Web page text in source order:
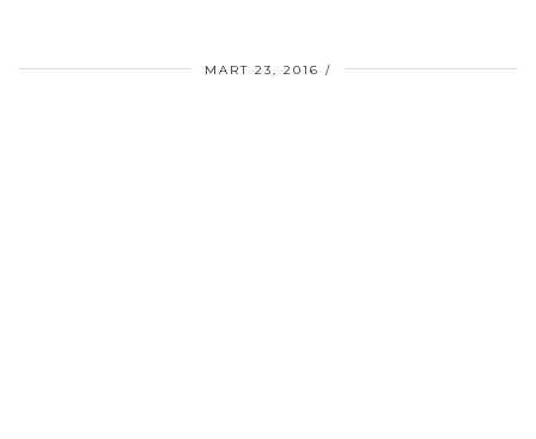
MART 23, 2016